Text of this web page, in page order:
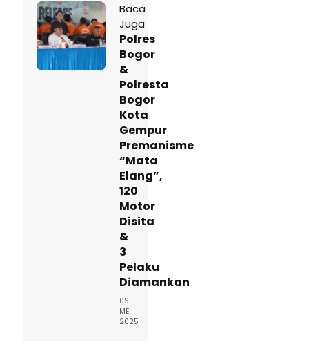
Baca
Juga
Polres
Bogor
&
Polresta
Bogor
Kota
Gempur
Premanisme
“Mata
Elang”,
120
Motor
Disita
&
3
Pelaku
Diamankan
09
MEI
2025